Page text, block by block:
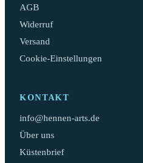
AGB
Widerruf
Versand
Cookie-Einstellungen
KONTAKT
info@hennen-arts.de
Über uns
Küstenbrief